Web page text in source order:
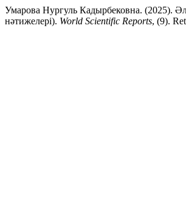
Умарова Нургуль Кадырбековна. (2025).
нәтижелері). World Scientific Reports, (9).